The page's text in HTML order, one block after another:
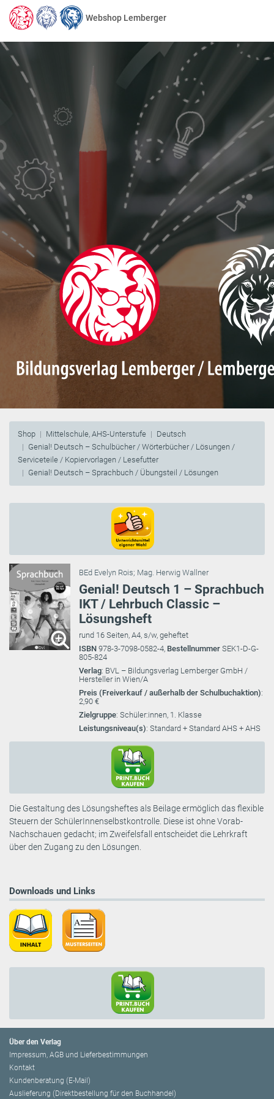
Webshop Lemberger
Shop Mittelschule, AHS-Unterstufe
Deutsch
Genial! Deutsch – Schulbücher / Wörterbücher / Lösungen /
Serviceteile / Kopiervorlagen / Lesefutter
Genial! Deutsch – Sprachbuch / Übungsteil / Lösungen
BEd Evelyn Rois; Mag. Herwig Wallner
Genial! Deutsch 1 – Sprachbuch
IKT / Lehrbuch Classic –
Lösungsheft
rund 16 Seiten, A4, s/w, geheftet
ISBN 978-3-7098-0582-4, Bestellnummer SEK1-D-G-
805-824
Verlag: BVL – Bildungsverlag Lemberger GmbH /
Hersteller in Wien/A
Preis (Freiverkauf / außerhalb der Schulbuchaktion):
2,90 €
Zielgruppe: Schüler:innen, 1. Klasse
Leistungsniveau(s): Standard + Standard AHS + AHS
Die Gestaltung des Lösungsheftes als Beilage ermöglich das flexible
Steuern der SchülerInnenselbstkontrolle. Diese ist ohne Vorab-
Nachschauen gedacht; im Zweifelsfall entscheidet die Lehrkraft
über den Zugang zu den Lösungen.
Downloads und Links
Über den Verlag
Impressum, AGB und Lieferbestimmungen
Kontakt
Kundenberatung (E-Mail)
Auslieferung (Direktbestellung für den Buchhandel)